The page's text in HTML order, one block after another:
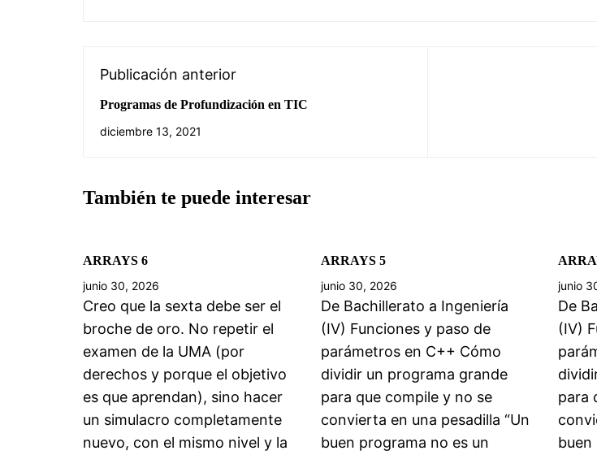
Publicación anterior
Programas de Profundización en TIC
diciembre 13, 2021
También te puede interesar
ARRAYS 6
junio 30, 2026
Creo que la sexta debe ser el
broche de oro. No repetir el
examen de la UMA (por
derechos y porque el objetivo
es que aprendan), sino hacer
un simulacro completamente
nuevo, con el mismo nivel y la
ARRAYS 5
junio 30, 2026
De Bachillerato a Ingeniería
(IV) Funciones y paso de
parámetros en C++ Cómo
dividir un programa grande
para que compile y no se
convierta en una pesadilla “Un
buen programa no es un
junio
De
(IV)
para
buen